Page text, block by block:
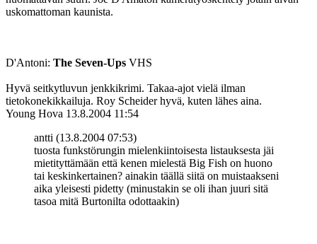
uskomattoman kaunista.
D'Antoni: The Seven-Ups VHS
Hyvä seitkytluvun jenkkikrimi. Takaa-ajot vielä ilman
tietokonekikkailuja. Roy Scheider hyvä, kuten lähes aina.
Young Hova 13.8.2004 11:54
antti (13.8.2004 07:53)
tuosta funkstörungin mielenkiintoisesta listauksesta jäi
mietityttämään että kenen mielestä Big Fish on huono
tai keskinkertainen? ainakin täällä siitä on muistaakseni
aika yleisesti pidetty (minustakin se oli ihan juuri sitä
tasoa mitä Burtonilta odottaakin)